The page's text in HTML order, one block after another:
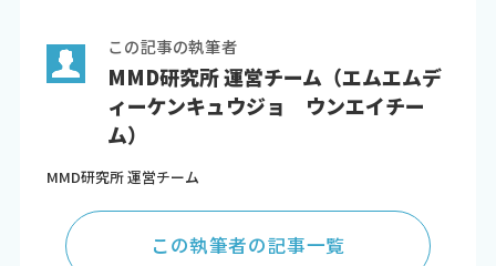
この記事の執筆者
MMD研究所 運営チーム（エムエムデ
ィーケンキュウジョ ウンエイチー
ム）
MMD研究所 運営チーム
この執筆者の記事一覧